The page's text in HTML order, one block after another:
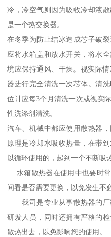
冷，冷空气则因为吸收冷却液
是一个热交换器。
在冬季为防止结冰造成芯子破
应将水箱盖和放水开关，将水
境应保持通风、干燥。视实际
器进行完全清洗一次芯体。清
位计应每3个月清洗一次或视实
性洗涤剂清洗。
汽车、机械中都应使用散热器
原理是冷却水吸收热量，在带
以循环使用的，起到一个不断吸
水箱散热器在使用中也要时
间看是否需要更换，以免发生不
我司是专业从事散热器的厂
研发人员，同时还拥有严格的
散热出去，以免影响您的使用。